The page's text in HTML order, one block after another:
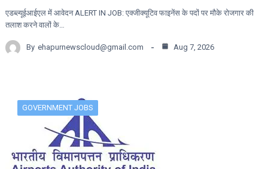
एडब्ल्यूईआईएल में आवेदन ALERT IN JOB: एक्जीक्यूटिव फाइनेंस के पदों पर मौके रोजगार की
तलाश करने वालों के…
By ehapurnewscloud@gmail.com Aug 7, 2026
GOVERNMENT JOBS